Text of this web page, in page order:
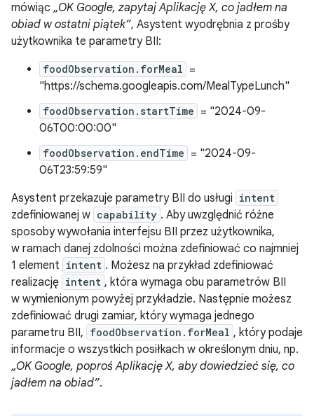
mówiąc „OK Google, zapytaj Aplikację X, co jadłem na
obiad w ostatni piątek”, Asystent wyodrębnia z prośby
użytkownika te parametry BII:
foodObservation.forMeal =
"https://schema.googleapis.com/MealTypeLunch"
foodObservation.startTime = "2024-09-
06T00:00:00"
foodObservation.endTime = "2024-09-
06T23:59:59"
Asystent przekazuje parametry BII do usługi intent
zdefiniowanej w capability . Aby uwzględnić różne
sposoby wywołania interfejsu BII przez użytkownika,
w ramach danej zdolności można zdefiniować co najmniej
1 element intent . Możesz na przykład zdefiniować
realizację intent , która wymaga obu parametrów BII
w wymienionym powyżej przykładzie. Następnie możesz
zdefiniować drugi zamiar, który wymaga jednego
parametru BII, foodObservation.forMeal , który podaje
informacje o wszystkich posiłkach w określonym dniu, np.
„OK Google, poproś Aplikację X, aby dowiedzieć się, co
jadłem na obiad”.